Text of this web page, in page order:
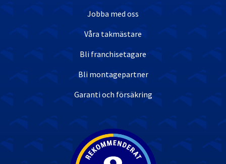
Jobba med oss
Våra takmästare
Bli franchisetagare
Bli montagepartner
Garanti och försäkring
Nöjda kunder